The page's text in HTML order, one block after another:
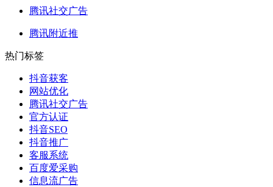
腾讯社交广告
腾讯附近推
热门标签
抖音获客
网站优化
腾讯社交广告
官方认证
抖音SEO
抖音推广
客服系统
百度爱采购
信息流广告